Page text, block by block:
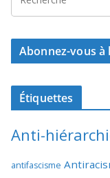
Abonnez-vous à
Étiquettes
Anti-
antifascisme